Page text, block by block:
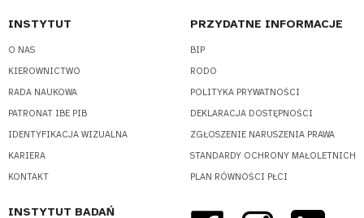
INSTYTUT
O NAS
KIEROWNICTWO
RADA NAUKOWA
PATRONAT IBE PIB
IDENTYFIKACJA WIZUALNA
KARIERA
KONTAKT
PRZYDATNE INFORMACJE
BIP
RODO
POLITYKA PRYWATNOŚCI
DEKLARACJA DOSTĘPNOŚCI
ZGŁOSZENIE NARUSZENIA PRAWA
STANDARDY OCHRONY MAŁOLETNICH
PLAN RÓWNOŚCI PŁCI
INSTYTUT BADAŃ